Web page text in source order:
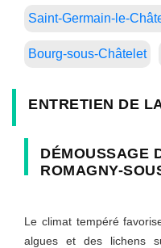
Saint-Germain-le-
Bourg-sous-Châtelet
ENTRETIEN DE
DÉMOUSSAGE
ROMAGNY-
Le climat tempéré
algues et des lichens